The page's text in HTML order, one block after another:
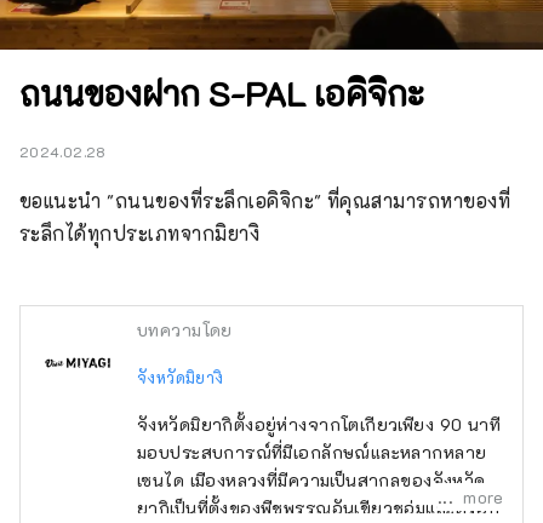
ถนนของฝาก S-PAL เอคิจิกะ
2024.02.28
ขอแนะนำ "ถนนของที่ระลึกเอคิจิกะ" ที่คุณสามารถหาของที่
ระลึกได้ทุกประเภทจากมิยางิ
บทความโดย
จังหวัดมิยางิ
จังหวัดมิยากิตั้งอยู่ห่างจากโตเกียวเพียง 90 นาที
มอบประสบการณ์ที่มีเอกลักษณ์และหลากหลาย
เซนได เมืองหลวงที่มีความเป็นสากลของจังหวัดมิ
ยากิเป็นที่ตั้งของพืชพรรณอันเขียวชอุ่มและตรอก
more